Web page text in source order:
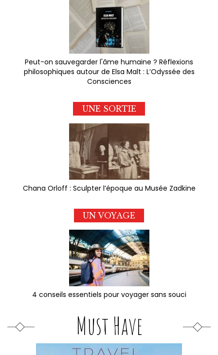
Peut-on sauvegarder l'âme humaine ? Réflexions
philosophiques autour de Elsa Malt : L’Odyssée des
Consciences
UNE SORTIE
Chana Orloff : Sculpter l’époque au Musée Zadkine
UN VOYAGE
4 conseils essentiels pour voyager sans souci
Must Have